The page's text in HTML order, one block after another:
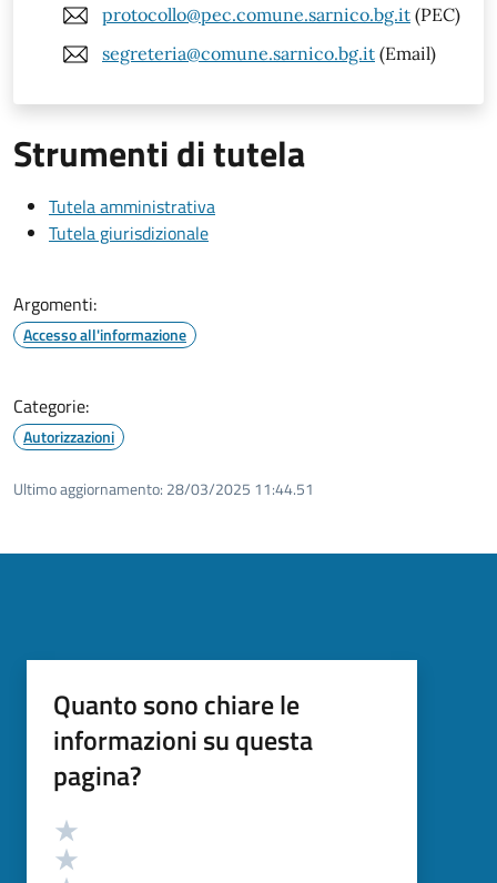
protocollo@pec.comune.sarnico.bg.it (PEC)
segreteria@comune.sarnico.bg.it (Email)
Strumenti di tutela
Tutela amministrativa
Tutela giurisdizionale
Argomenti:
Accesso all'informazione
Categorie:
Autorizzazioni
Ultimo aggiornamento: 28/03/2025 11:44.51
Quanto sono chiare le
informazioni su questa
pagina?
Valutazione